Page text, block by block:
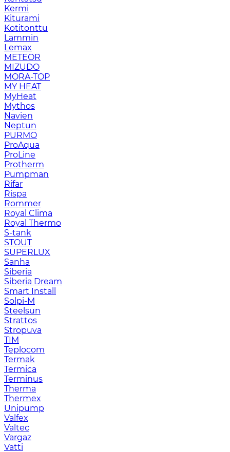
Kermi
Kiturami
Kotitonttu
Lammin
Lemax
METEOR
MIZUDO
MORA-TOP
MY HEAT
MyHeat
Mythos
Navien
Neptun
PURMO
ProAqua
ProLine
Protherm
Pumpman
Rifar
Rispa
Rommer
Royal Clima
Royal Thermo
S-tank
STOUT
SUPERLUX
Sanha
Siberia
Siberia Dream
Smart Install
Solpi-M
Steelsun
Strattos
Stropuva
TIM
Teplocom
Termak
Termica
Terminus
Therma
Thermex
Unipump
Valfex
Valtec
Vargaz
Vatti